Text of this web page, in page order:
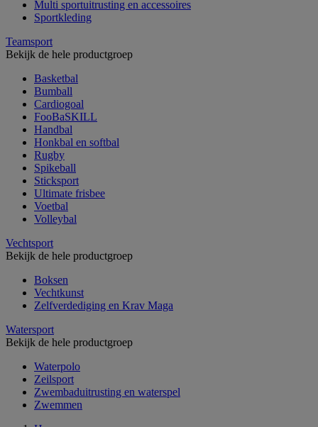
Multi sportuitrusting en accessoires
Sportkleding
Teamsport
Bekijk de hele productgroep
Basketbal
Bumball
Cardiogoal
FooBaSKILL
Handbal
Honkbal en softbal
Rugby
Spikeball
Sticksport
Ultimate frisbee
Voetbal
Volleybal
Vechtsport
Bekijk de hele productgroep
Boksen
Vechtkunst
Zelfverdediging en Krav Maga
Watersport
Bekijk de hele productgroep
Waterpolo
Zeilsport
Zwembaduitrusting en waterspel
Zwemmen